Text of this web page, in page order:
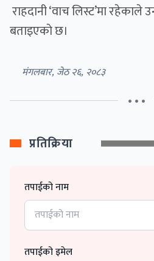
राहदानी ‘वाच लिस्ट’मा
बताइएकाे छ।
मंगलबार, जेठ २६, २०८३
• • •
प्रतिक्रिया
तपाईको नाम
तपाईको इमेल